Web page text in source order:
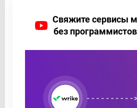
Свяжите сервисы
без